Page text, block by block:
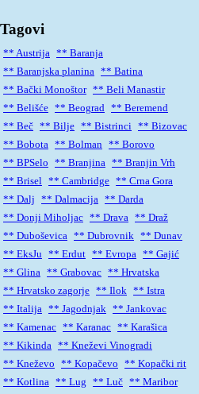
Tagovi
** Austrija ** Baranja
** Baranjska planina ** Batina
** Bački Monoštor ** Beli Manastir
** Belišće ** Beograd ** Beremend
** Beč ** Bilje ** Bistrinci ** Bizovac
** Bobota ** Bolman ** Borovo
** BPSelo
** Branjina ** Branjin Vrh
** Brisel ** Cambridge ** Crna Gora
** Dalj
** Dalmacija ** Darda
** Donji Miholjac ** Drava ** Draž
** Duboševica ** Dubrovnik ** Dunav
** EksJu
** Erdut ** Evropa ** Gajić
** Glina ** Grabovac ** Hrvatska
** Hrvatsko zagorje ** Ilok ** Istra
** Italija ** Jagodnjak ** Jankovac
** Kamenac ** Karanac ** Karašica
** Kikinda ** Kneževi Vinogradi
** Kneževo
** Kopačevo
** Kopački rit
** Kotlina ** Lug ** Luč ** Maribor